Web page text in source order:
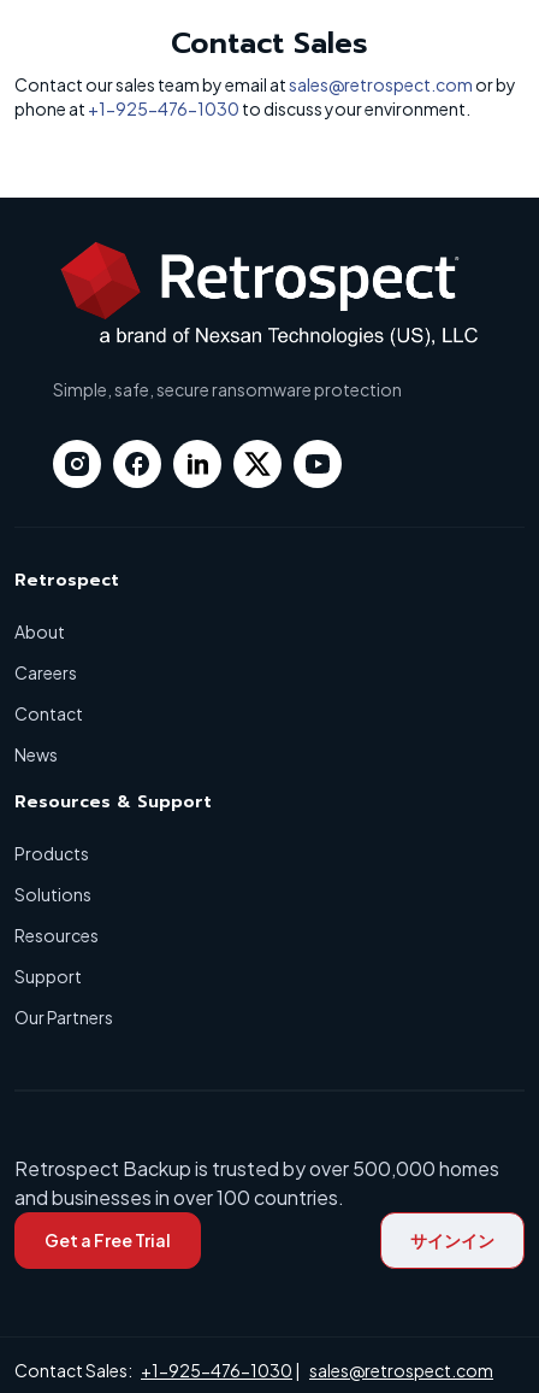
Contact Sales
Contact our sales team by email atsales@retrospect.com or by
phone at +1-925-476-1030 to discuss your environment.
Simple, safe, secure ransomware protection
Retrospect
About
Careers
Contact
News
Resources & Support
Products
Solutions
Resources
Support
Our Partners
Retrospect Backup is trusted by over 500,000 homes
and businesses in over 100 countries.
Get a Free Trial サインイン
Contact Sales: +1-925-476-1030 | sales@retrospect.com